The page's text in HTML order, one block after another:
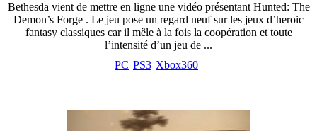
Bethesda vient de mettre en ligne une vidéo présentant Hunted: The
Demon’s Forge . Le jeu pose un regard neuf sur les jeux d’heroic
fantasy classiques car il mêle à la fois la coopération et toute
l’intensité d’un jeu de ...
PC PS3 Xbox360